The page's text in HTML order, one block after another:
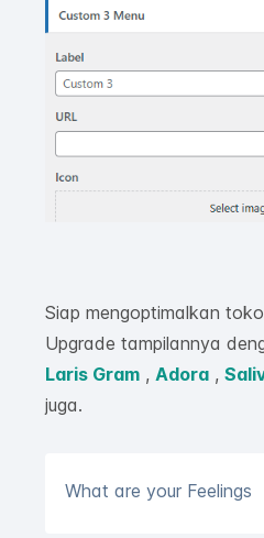
Siap mengoptimalkan
Upgrade tampilannya
Laris Gram , Adora ,
juga.
What are your Feelings